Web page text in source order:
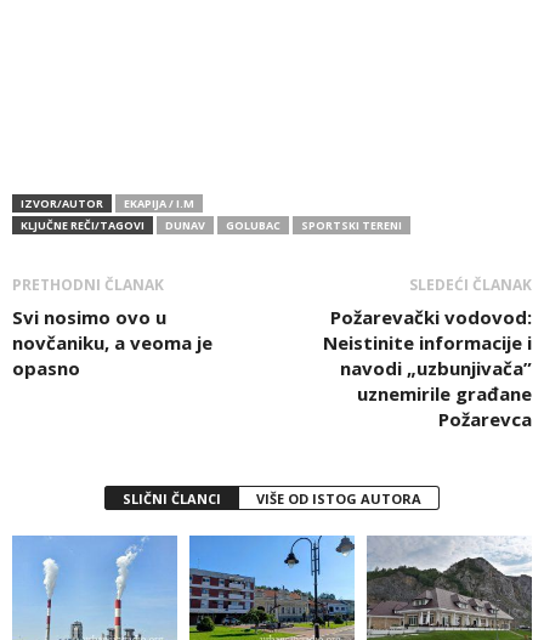
IZVOR/AUTOR
EKAPIJA / I.M
KLJUČNE REČI/TAGOVI
DUNAV GOLUBAC SPORTSKI TERENI
PRETHODNI ČLANAK
Svi nosimo ovo u
novčaniku, a veoma je
opasno
SLEDEĆI ČLANAK
Požarevački vodovod:
Neistinite informacije i
navodi „uzbunjivača”
uznemirile građane
Požarevca
SLIČNI ČLANCI VIŠE OD ISTOG AUTORA